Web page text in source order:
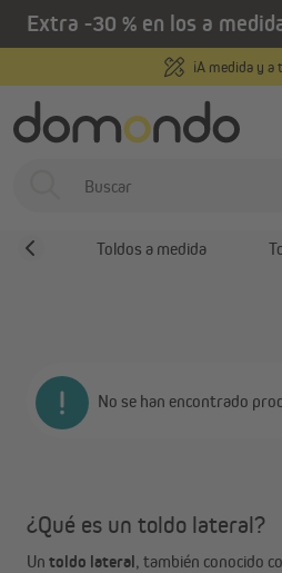
principal
Extra -30 % en los a
Pago
Home Estores exteriores / Toldos /
Estores
Toldos
Toldos a medida
No se han encontrado
¿Qué es un toldo lateral?
Un toldo lateral, también conocido